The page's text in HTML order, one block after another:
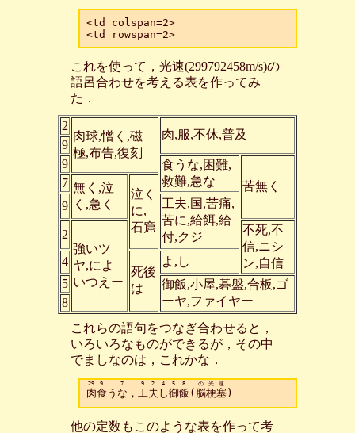
<td colspan=2>
<td rowspan=2>
これを使って，光速(299792458m/s)の
語呂合わせを考える表を作ってみ
た．
2
肉球,憎く,磁
極,布告,復刻
肉,服,不休,普及
9
9
食うな,困難,
救難,急な
苦無く
7 無く,泣
く,急く
泣く
に,
石窟
9
工夫,国,苦痛,
苦に,給餌,給
付,クジ
2
強いツ
ヤ,によ
いつえー
不死,不
信,ニシ
ン,自信
4
死後
は
よ,し
5
御飯,小屋,碁盤,合板,ゴ
ーヤ,ファイヤー
8
これらの語句をつなぎ合わせると，
いろいろなものができるが，その中
でましなのは，これかな．
肉
29
食
9
う な
7
， 工
9
夫
2
し
4
御
5
飯
8
( 脳
の
梗
光
塞
速
他の定数もこのような表を作って考